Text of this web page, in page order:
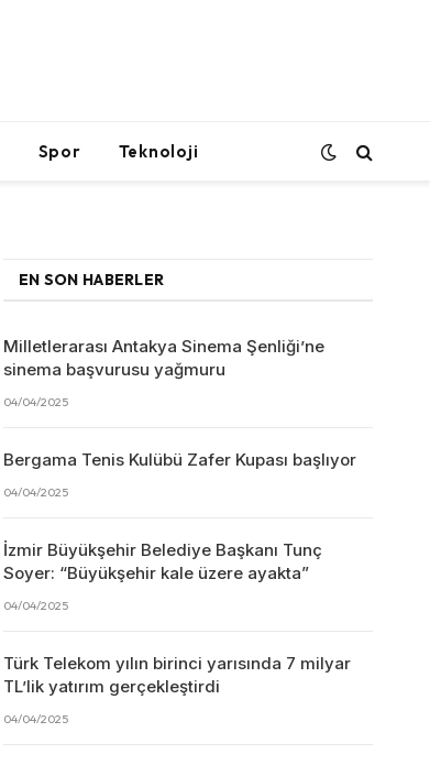
Spor Teknoloji
EN SON HABERLER
Milletlerarası Antakya Sinema Şenliği’ne
sinema başvurusu yağmuru
04/04/2025
Bergama Tenis Kulübü Zafer Kupası başlıyor
04/04/2025
İzmir Büyükşehir Belediye Başkanı Tunç
Soyer: “Büyükşehir kale üzere ayakta”
04/04/2025
Türk Telekom yılın birinci yarısında 7 milyar
TL’lik yatırım gerçekleştirdi
04/04/2025